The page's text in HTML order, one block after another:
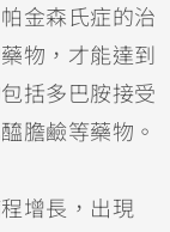
金森氏症的治
物，才能達到
括多巴胺接受
膽鹼等藥物。
增長，出現